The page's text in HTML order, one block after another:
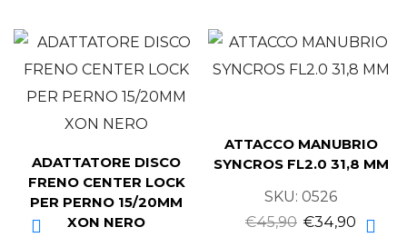
ADATTATORE DISCO
FRENO CENTER LOCK
PER PERNO 15/20MM
XON NERO
ATTACCO MANUBRIO
SYNCROS FL2.0 31,8 MM
SKU: 0526
€45,90 €34,90